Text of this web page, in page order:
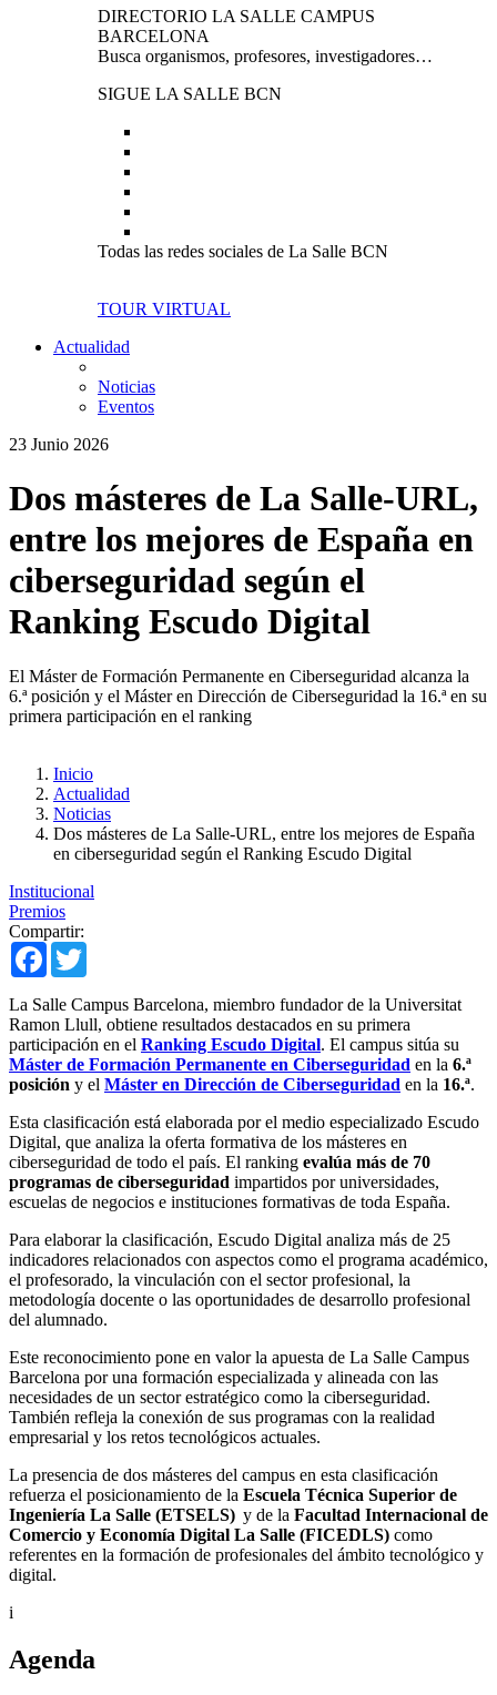
DIRECTORIO LA SALLE CAMPUS
BARCELONA
Busca organismos, profesores, investigadores…
SIGUE LA SALLE BCN
Todas las redes sociales de La Salle BCN
TOUR VIRTUAL
Actualidad
Noticias
Eventos
23 Junio 2026
Dos másteres de La Salle-URL,
entre los mejores de España en
ciberseguridad según el
Ranking Escudo Digital
El Máster de Formación Permanente en Ciberseguridad alcanza la
6.ª posición y el Máster en Dirección de Ciberseguridad la 16.ª en su
primera participación en el ranking
Inicio
Actualidad
Noticias
Dos másteres de La Salle-URL, entre los mejores de España
en ciberseguridad según el Ranking Escudo Digital
Institucional
Premios
Compartir:
Facebook
La Salle Campus Barcelona, miembro fundador de la Universitat
Ramon Llull, obtiene resultados destacados en su primera
participación en el Ranking Escudo Digital. El campus sitúa su
Máster de Formación Permanente en Ciberseguridad en la 6.ª
posición y el Máster en Dirección de Ciberseguridad en la 16.ª.
Esta clasificación está elaborada por el medio especializado Escudo
Digital, que analiza la oferta formativa de los másteres en
ciberseguridad de todo el país. El ranking evalúa más de 70
programas de ciberseguridad impartidos por universidades,
escuelas de negocios e instituciones formativas de toda España.
Para elaborar la clasificación, Escudo Digital analiza más de 25
indicadores relacionados con aspectos como el programa académico,
el profesorado, la vinculación con el sector profesional, la
metodología docente o las oportunidades de desarrollo profesional
del alumnado.
Este reconocimiento pone en valor la apuesta de La Salle Campus
Barcelona por una formación especializada y alineada con las
necesidades de un sector estratégico como la ciberseguridad.
También refleja la conexión de sus programas con la realidad
empresarial y los retos tecnológicos actuales.
La presencia de dos másteres del campus en esta clasificación
refuerza el posicionamiento de la Escuela Técnica Superior de
Ingeniería La Salle (ETSELS) y de la Facultad Internacional de
Comercio y Economía Digital La Salle (FICEDLS) como
referentes en la formación de profesionales del ámbito tecnológico y
digital.
i
Agenda